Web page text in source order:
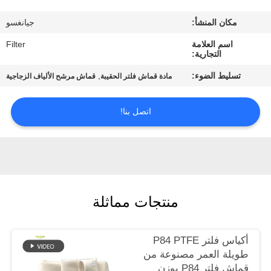
مراقبة
الجودة
بنا
خريطة
الموقع
مكان المنشأ: جيانغسو
اسم العلامة
التجارية:
Filter
تسليط الضوء: مادة قماش فلتر الحقيبة, قماش مرشح الألياف الزجاجية
اتصل بنا!
منتجات مماثلة
أكياس فلتر P84 PTFE
طويلة العمر مصنوعة من
قماش فلتر P84 بوزن